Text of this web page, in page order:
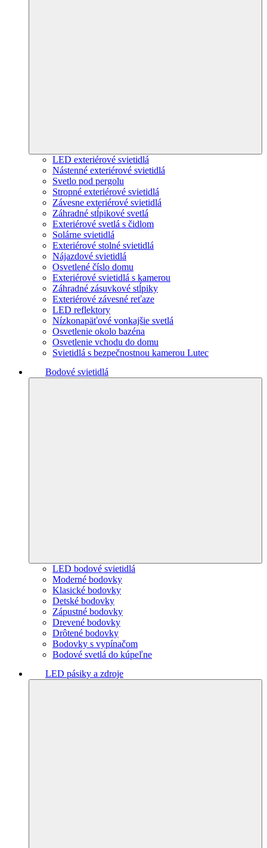
LED exteriérové svietidlá
Nástenné exteriérové svietidlá
Svetlo pod pergolu
Stropné exteriérové svietidlá
Závesne exteriérové svietidlá
Záhradné stĺpikové svetlá
Exteriérové svetlá s čidlom
Solárne svietidlá
Exteriérové stolné svietidlá
Nájazdové svietidlá
Osvetlené číslo domu
Exteriérové svietidlá s kamerou
Záhradné zásuvkové stĺpiky
Exteriérové závesné reťaze
LED reflektory
Nízkonapäťové vonkajšie svetlá
Osvetlenie okolo bazéna
Osvetlenie vchodu do domu
Svietidlá s bezpečnostnou kamerou Lutec
Bodové svietidlá
LED bodové svietidlá
Moderné bodovky
Klasické bodovky
Detské bodovky
Zápustné bodovky
Drevené bodovky
Drôtené bodovky
Bodovky s vypínačom
Bodové svetlá do kúpeľne
LED pásiky a zdroje